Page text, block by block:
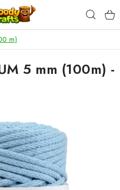
m)
5 mm (100m) -